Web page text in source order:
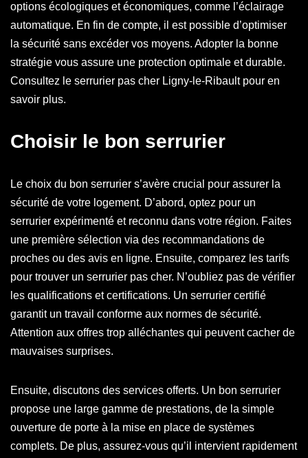
options écologiques et économiques, comme l’éclairage
automatique. En fin de compte, il est possible d’optimiser
la sécurité sans excéder vos moyens. Adopter la bonne
stratégie vous assure une protection optimale et durable.
Consultez le serrurier pas cher Ligny-le-Ribault pour en
savoir plus.
Choisir le bon serrurier
Le choix du bon serrurier s’avère crucial pour assurer la
sécurité de votre logement. D’abord, optez pour un
serrurier expérimenté et reconnu dans votre région. Faites
une première sélection via des recommandations de
proches ou des avis en ligne. Ensuite, comparez les tarifs
pour trouver un serrurier pas cher. N’oubliez pas de vérifier
les qualifications et certifications. Un serrurier certifié
garantit un travail conforme aux normes de sécurité.
Attention aux offres trop alléchantes qui peuvent cacher de
mauvaises surprises.
Ensuite, discutons des services offerts. Un bon serrurier
propose une large gamme de prestations, de la simple
ouverture de porte à la mise en place de systèmes
complets. De plus, assurez-vous qu’il intervient rapidement